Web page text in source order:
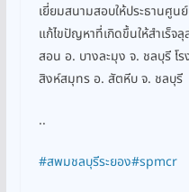
เยี่ยมสนามสอบให้ประธานศู
แก้ไขปัญหาที่เกิดขึ้นให้สำเร็จ
สอน อ. บางละมุง จ. ชลบุรี โ
สิงห์สมุทร อ. สัตหีบ จ. ชลบุรี
..
#สพมชลบุรีระยอง#spmcr